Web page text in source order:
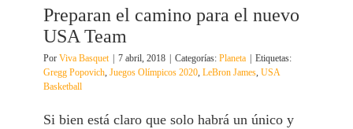
Preparan el camino para el nuevo
USA Team
Por Viva Basquet 7 abril, 2018 Categorías: Planeta
Etiquetas:
Gregg Popovich, Juegos Olímpicos 2020, LeBron James, USA
Basketball
Si bien está claro que solo habrá un único y